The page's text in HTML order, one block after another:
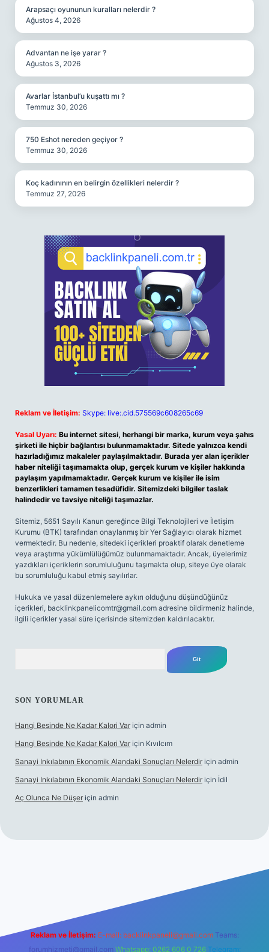
Arapsaçı oyununun kuralları nelerdir ?
Ağustos 4, 2026
Advantan ne işe yarar ?
Ağustos 3, 2026
Avarlar İstanbul’u kuşattı mı ?
Temmuz 30, 2026
750 Eshot nereden geçiyor ?
Temmuz 30, 2026
Koç kadınının en belirgin özellikleri nelerdir ?
Temmuz 27, 2026
Reklam ve İletişim: Skype: live:.cid.575569c608265c69
Yasal Uyarı: Bu internet sitesi, herhangi bir marka, kurum veya şahıs
şirketi ile hiçbir bağlantısı bulunmamaktadır. Sitede yalnızca kendi
hazırladığımız makaleler paylaşılmaktadır. Burada yer alan içerikler
haber niteliği taşımamakta olup, gerçek kurum ve kişiler hakkında
paylaşım yapılmamaktadır. Gerçek kurum ve kişiler ile isim
benzerlikleri tamamen tesadüfidir. Sitemizdeki bilgiler taslak
halindedir ve tavsiye niteliği taşımazlar.
Sitemiz, 5651 Sayılı Kanun gereğince Bilgi Teknolojileri ve İletişim
Kurumu (BTK) tarafından onaylanmış bir Yer Sağlayıcı olarak hizmet
vermektedir. Bu nedenle, sitedeki içerikleri proaktif olarak denetleme
veya araştırma yükümlülüğümüz bulunmamaktadır. Ancak, üyelerimiz
yazdıkları içeriklerin sorumluluğunu taşımakta olup, siteye üye olarak
bu sorumluluğu kabul etmiş sayılırlar.
Hukuka ve yasal düzenlemelere aykırı olduğunu düşündüğünüz
içerikleri, backlinkpanelicomtr@gmail.com adresine bildirmeniz halinde,
ilgili içerikler yasal süre içerisinde sitemizden kaldırılacaktır.
SON YORUMLAR
Hangi Besinde Ne Kadar Kalori Var için admin
Hangi Besinde Ne Kadar Kalori Var için Kıvılcım
Sanayi Inkılabının Ekonomik Alandaki Sonuçları Nelerdir için admin
Sanayi Inkılabının Ekonomik Alandaki Sonuçları Nelerdir için İdil
Aç Olunca Ne Düşer için admin
Reklam ve İletişim: E-mail: backlinkpaneli@gmail.com Teams:
forumhizmeti@gmail.com Whatsapp: 0262 606 0 726 Telegram: